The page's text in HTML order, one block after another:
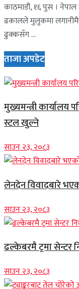
काठमाडौं, १६ पुस । नेपाल
ढकालले मुलुकमा
ढुक्कसँग ...
ताजा अपडेट
मुख्यमन्त्री कार्यालय
स्टल खुल्ने
साउन २३, २०८३
लेनदेन विवादबारे
साउन २३, २०८३
ढल्केबरमै ट्रमा सेन्टर
साउन २३, २०८३